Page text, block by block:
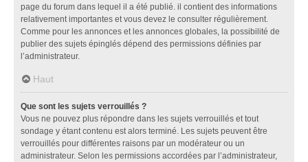
page du forum dans lequel il a été publié. il contient des informations
relativement importantes et vous devez le consulter régulièrement.
Comme pour les annonces et les annonces globales, la possibilité de
publier des sujets épinglés dépend des permissions définies par
l’administrateur.
Haut
Que sont les sujets verrouillés ?
Vous ne pouvez plus répondre dans les sujets verrouillés et tout
sondage y étant contenu est alors terminé. Les sujets peuvent être
verrouillés pour différentes raisons par un modérateur ou un
administrateur. Selon les permissions accordées par l’administrateur,